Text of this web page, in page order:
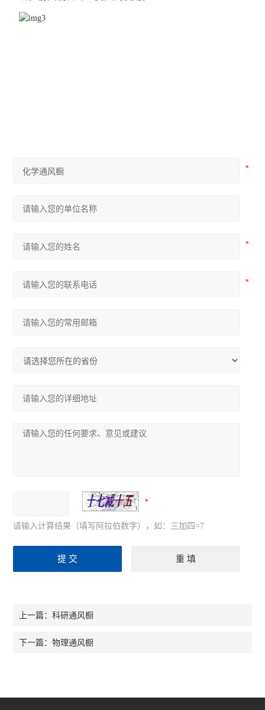
请输入计算结果（填写阿拉伯数字），如：三加四=7
上一篇：科研通风橱
下一篇：物理通风橱